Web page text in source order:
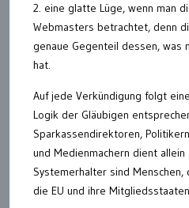
2. eine glatte Lüge, wenn man
Webmasters betrachtet, denn
genaue Gegenteil dessen, was
hat.
Auf jede Verkündigung folgt
Logik der Gläubigen
Sparkassendirektoren,
und Medienmachern dient
Systemerhalter sind Menschen,
die EU und ihre